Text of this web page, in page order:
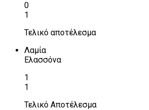
0
1
Τελικό αποτέλεσμα
Λαμία
Ελασσόνα
1
1
Τελικό Αποτέλεσμα